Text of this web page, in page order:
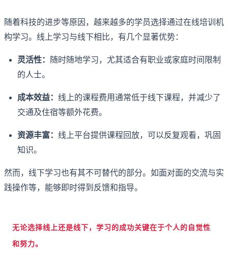
随着科技的进步等原因，越来越多的学员选择通过在线培训机
构学习。线上学习与线下相比，有几个显著优势：
灵活性：
随时随地学习，尤其适合有职业或家庭时间限制
的人士。
成本效益： 线上的课程费用通常低于线下课程，并减少了
交通及住宿等额外花费。
资源丰富： 线上平台提供课程回放，可以反复观看，巩固
知识。
然而，线下学习也有其不可替代的部分。如面对面的交流与实
践操作等，能够即时得到反馈和指导。
无论选择线上还是线下，学习的成功关键在于个人的自觉性
和努力。